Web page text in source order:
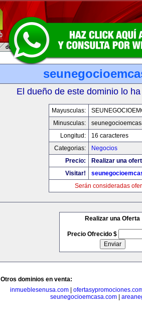
El dueño de este dominio lo
Mayusculas:
Minusculas:
Longitud:
16 caracteres
Categorias:
Negocios
Precio:
Realizar una
Visitar!
Serán consideradas
Realizar una Oferta
Precio Ofrecido $
Otros dominios en venta:
inmueblesenusa.com|
seunegocioemcasa.com|